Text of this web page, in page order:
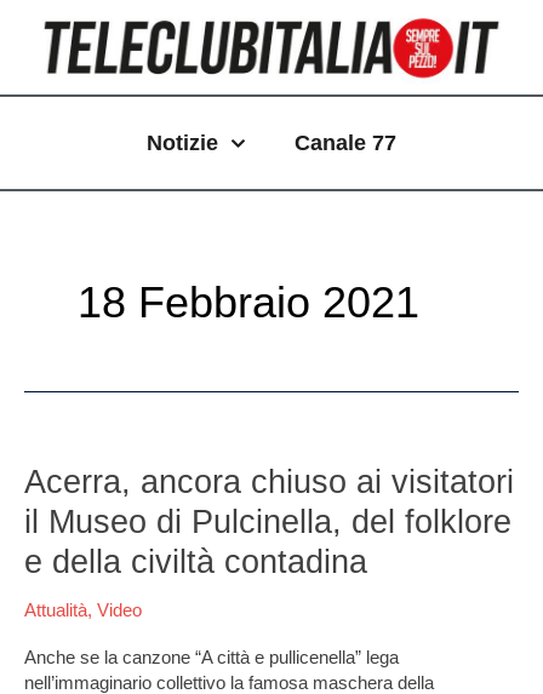
contenuto
Notizie Canale 77
18 Febbraio 2021
Acerra, ancora chiuso ai visitatori
il Museo di Pulcinella, del folklore
e della civiltà contadina
Attualità, Video
Anche se la canzone “A città e pullicenella” lega
nell’immaginario collettivo la famosa maschera della
ancora
chiuso
visitatori
il
Museo
Pulcinella,
del
articoli